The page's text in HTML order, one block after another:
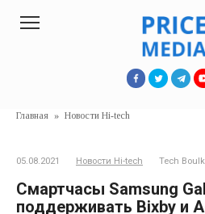
Главная » Новости Hi-tech
05.08.2021 Новости Hi-tech Tech Boulk
Смартчасы Samsung
поддерживать Bixby и